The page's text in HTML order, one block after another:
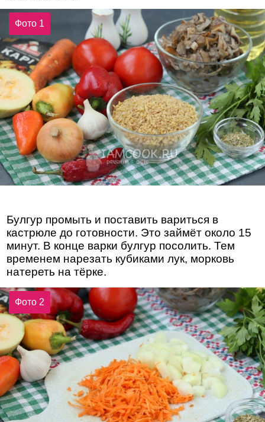
Фото 1
Булгур промыть и поставить вариться в
кастрюле до готовности. Это займёт около 15
минут. В конце варки булгур посолить. Тем
временем нарезать кубиками лук, морковь
натереть на тёрке.
Фото 2